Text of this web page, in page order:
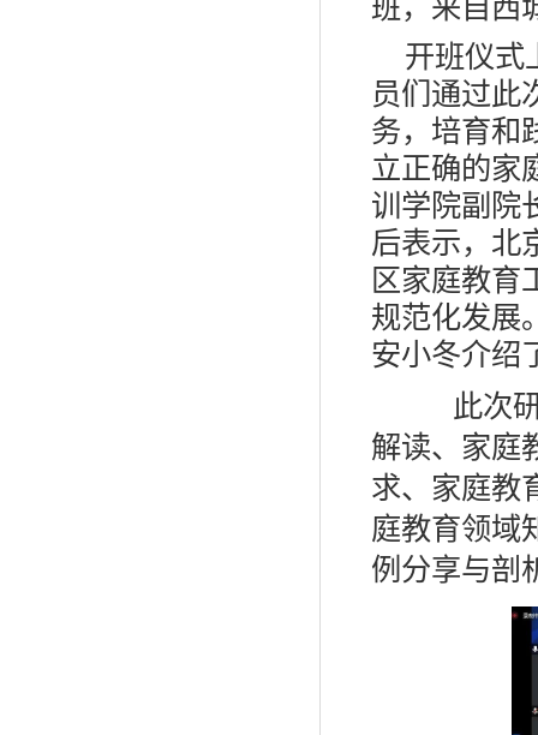
班，来自西
开班仪式
员们通过此
务，培育和
立正确的家
训学院副院
后表示，北
区家庭教育
规范化发展
安小冬介绍
此次研
解读、家庭
求、家庭教
庭教育领域
例分享与剖